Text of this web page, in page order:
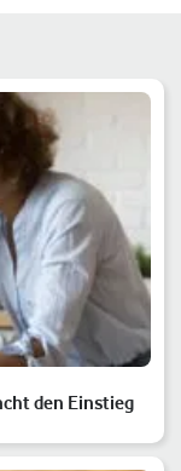
den Einstieg